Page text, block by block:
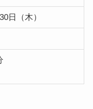
日（木）